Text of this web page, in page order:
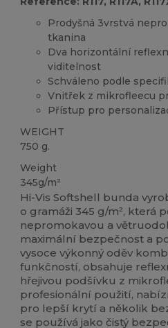
Prodyšná 3vrstvá
tkanina
Dva horizontální
viditelnost
Schváleno podle
Vnitřek z mikrofleecu
Přístup pro
WEIGHT
750 g.
Weight
345g/m²
Hi-Vis Softshell bunda
o gramáži 345 g/m², která
nepromokavou a
maximální bezpečnost a
vysoce výkonný oděv
funkčností, obsahuje
hřejivou podšívku z
profesionální použití,
pro lepší krytí a několik
se používá jako čistý